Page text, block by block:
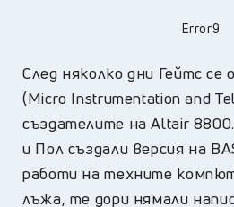
Error9
След няколко дни Гейтс се
(Micro Instrumentation and
създателите на Altair
и Пол създали версия на
работи на техните
лъжа, те дори нямали